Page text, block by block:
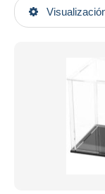
Categorías
Tipo de venta
Activas
Subasta
Subastas
Duration